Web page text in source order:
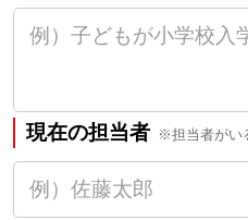
現在の担当者 ※担当者がい